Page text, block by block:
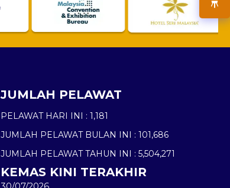
JUMLAH PELAWAT
PELAWAT HARI INI : 1,181
JUMLAH PELAWAT BULAN INI : 101,686
JUMLAH PELAWAT TAHUN INI : 5,504,271
KEMAS KINI TERAKHIR